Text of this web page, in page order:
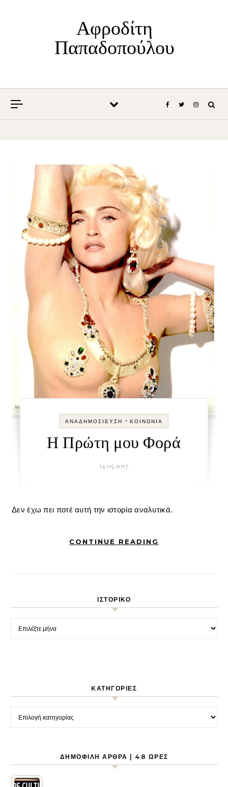
Αφροδίτη
Παπαδοπούλου
ΑΝΑΔΗΜΟΣΊΕΥΣΗ - ΚΟΙΝΩΝΊΑ
Η Πρώτη μου Φορά
14.05.2017
Δεν έχω πει ποτέ αυτή την ιστορία αναλυτικά..
CONTINUE READING
ΙΣΤΟΡΙΚΌ
Ιστορικό
KΑΤΗΓΟΡΊΕΣ
Kατηγορίες
ΔΗΜΟΦΙΛΉ ΆΡΘΡΑ | 48 ΏΡΕΣ